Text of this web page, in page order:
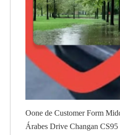
Oone de Customer Form
Árabes Drive Changan